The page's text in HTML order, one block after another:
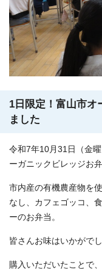
1日限定！富山市オ
ました
令和7年10月31日（金
ーガニックビレッジお
市内産の有機農産物を
なし、カフェゴッコ、
ーのお弁当。
皆さんお味はいかがで
購入いただいたことで